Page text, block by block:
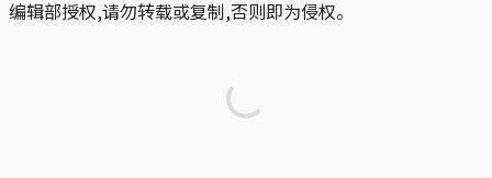
编辑部授权,请勿转载或复制,否则即为侵权。